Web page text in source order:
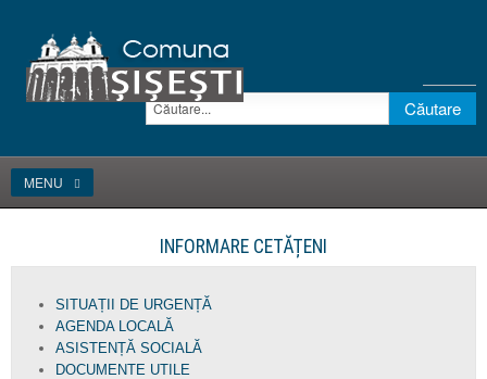
MENU
INFORMARE CETĂȚENI
SITUAȚII DE URGENȚĂ
AGENDA LOCALĂ
ASISTENȚĂ SOCIALĂ
DOCUMENTE UTILE